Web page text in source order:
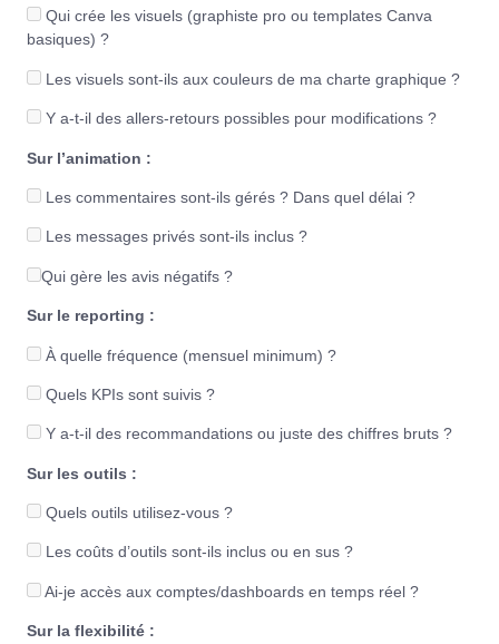
Qui crée les visuels (graphiste pro ou templates Canva
basiques) ?
Les visuels sont-ils aux couleurs de ma charte graphique ?
Y a-t-il des allers-retours possibles pour modifications ?
Sur l’animation :
Les commentaires sont-ils gérés ? Dans quel délai ?
Les messages privés sont-ils inclus ?
Qui gère les avis négatifs ?
Sur le reporting :
À quelle fréquence (mensuel minimum) ?
Quels KPIs sont suivis ?
Y a-t-il des recommandations ou juste des chiffres bruts ?
Sur les outils :
Quels outils utilisez-vous ?
Les coûts d’outils sont-ils inclus ou en sus ?
Ai-je accès aux comptes/dashboards en temps réel ?
Sur la flexibilité :